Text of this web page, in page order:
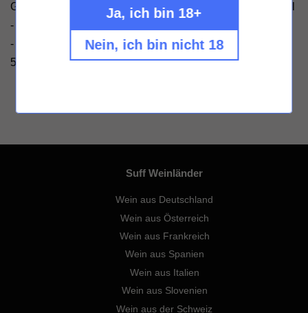
Geschmack: süss - Zertifizierung: VDP - Füllmenge: 750ml
- Alkoholgehalt 7,5 % Vol. - Hersteller: Weingut Haart GbR
- Inhaber: Johannes & Marcus Haart - Ausoniusufer 18 -
54498 Piesport - Deutschland - Allergene: Sulfite
Suff Weinländer
Wein aus Deutschland
Wein aus Österreich
Wein aus Frankreich
Wein aus Spanien
Wein aus Italien
Wein aus Slovenien
Wein aus der Schweiz
Ja, ich bin 18+
Nein, ich bin nicht 18